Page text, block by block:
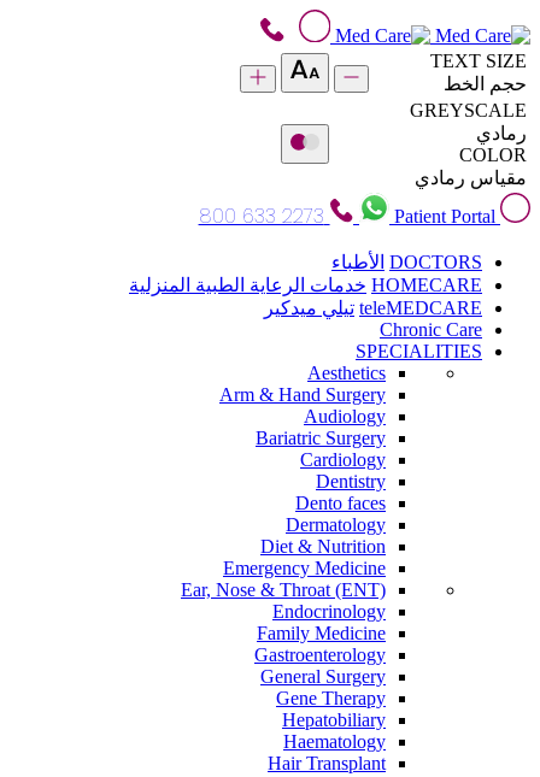
TEXT SIZE
حجم الخط
GREYSCALE
رمادي
COLOR
مقياس رمادي
Patient Portal
800 633 2273
DOCTORS الأطباء
HOMECARE خدمات الرعاية الطبية المنزلية
teleMEDCARE تيلي ميدكير
Chronic Care
SPECIALITIES
Aesthetics
Arm & Hand Surgery
Audiology
Bariatric Surgery
Cardiology
Dentistry
Dento faces
Dermatology
Diet & Nutrition
Emergency Medicine
Ear, Nose & Throat (ENT)
Endocrinology
Family Medicine
Gastroenterology
General Surgery
Gene Therapy
Hepatobiliary
Haematology
Hair Transplant